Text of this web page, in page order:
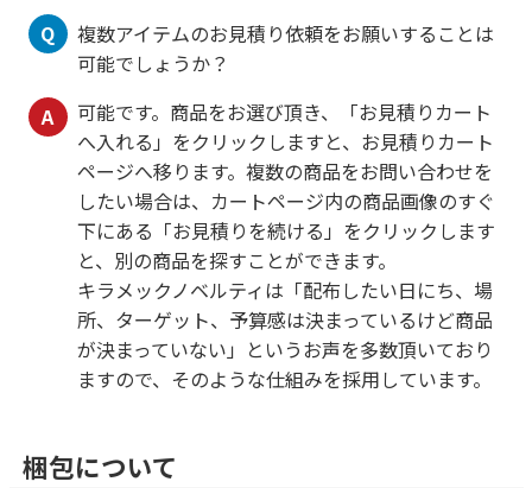
Q
複数アイテムのお見積り依頼をお願いすることは
可能でしょうか？
A
可能です。商品をお選び頂き、「お見積りカート
へ入れる」をクリックしますと、お見積りカート
ページへ移ります。複数の商品をお問い合わせを
したい場合は、カートページ内の商品画像のすぐ
下にある「お見積りを続ける」をクリックします
と、別の商品を探すことができます。
キラメックノベルティは「配布したい日にち、場
所、ターゲット、予算感は決まっているけど商品
が決まっていない」というお声を多数頂いており
ますので、そのような仕組みを採用しています。
梱包について